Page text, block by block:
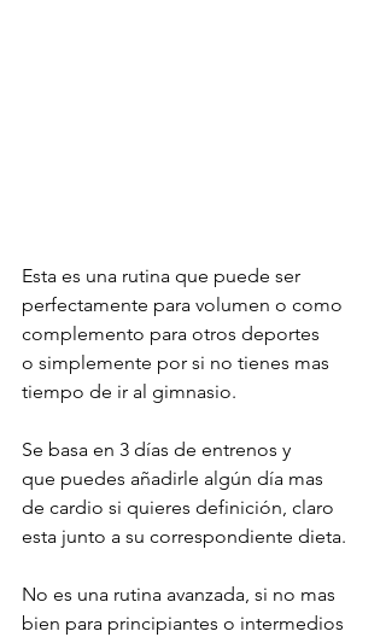
Esta es una rutina que puede ser
perfectamente para volumen o como
complemento para otros deportes
o simplemente por si no tienes mas
tiempo de ir al gimnasio.
Se basa en 3 días de entrenos y
que puedes añadirle algún día mas
de cardio si quieres definición, claro
esta junto a su correspondiente dieta.
No es una rutina avanzada, si no mas
bien para principiantes o intermedios